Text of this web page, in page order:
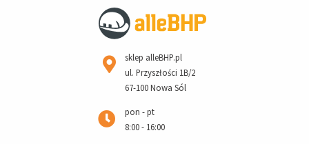
sklep alleBHP.pl
ul. Przyszłości 1B/2
67-100 Nowa Sól
pon - pt
8:00 - 16:00